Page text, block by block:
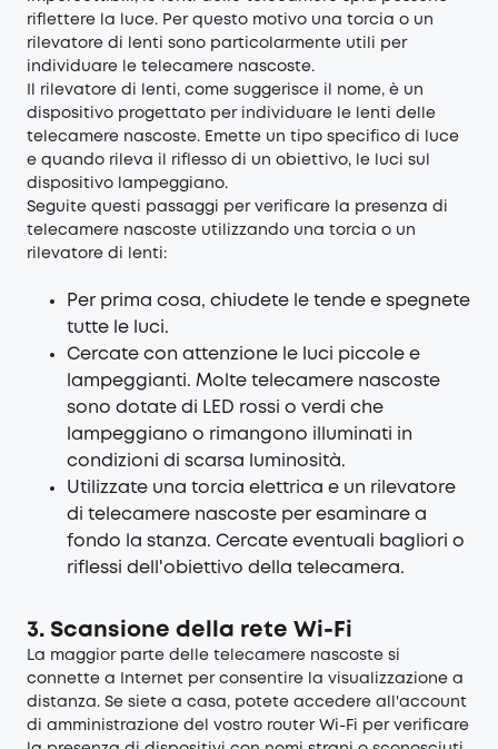
riflettere la luce. Per questo motivo una torcia o un
rilevatore di lenti sono particolarmente utili per
individuare le telecamere nascoste.
Il rilevatore di lenti, come suggerisce il nome, è un
dispositivo progettato per individuare le lenti delle
telecamere nascoste. Emette un tipo specifico di luce
e quando rileva il riflesso di un obiettivo, le luci sul
dispositivo lampeggiano.
Seguite questi passaggi per verificare la presenza di
telecamere nascoste utilizzando una torcia o un
rilevatore di lenti:
Per prima cosa, chiudete le tende e spegnete
tutte le luci.
Cercate con attenzione le luci piccole e
lampeggianti. Molte telecamere nascoste
sono dotate di LED rossi o verdi che
lampeggiano o rimangono illuminati in
condizioni di scarsa luminosità.
Utilizzate una torcia elettrica e un rilevatore
di telecamere nascoste per esaminare a
fondo la stanza. Cercate eventuali bagliori o
riflessi dell'obiettivo della telecamera.
3. Scansione della rete Wi-Fi
La maggior parte delle telecamere nascoste si
connette a Internet per consentire la visualizzazione a
distanza. Se siete a casa, potete accedere all'account
di amministrazione del vostro router Wi-Fi per verificare